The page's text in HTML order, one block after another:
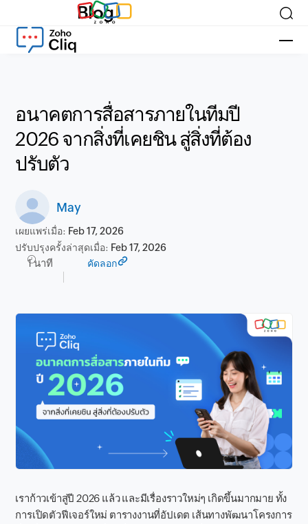
Blog
อนาคตการสื่อสารภายในทีมปี
2026 จากสิ่งที่เคยชิน สู่สิ่งที่ต้อง
ปรับตัว
May
เผยแพร่เมื่อ: Feb 17, 2026
ปรับปรุงครั้งล่าสุดเมื่อ: Feb 17, 2026
1 นาที คัดลอก
เราก้าวเข้าสู่ปี 2026 แล้ว และมีเรื่องราวใหม่ๆ เกิดขึ้นมากมาย ทั้ง
การเปิดตัวฟีเจอร์ใหม่ ตารางงานที่อัปเดต เส้นทางพัฒนาโครงการ